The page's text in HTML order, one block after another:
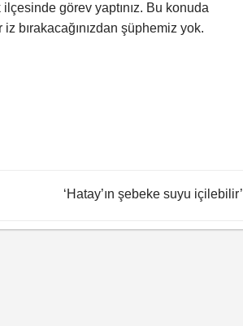
görev yaptınız. Bu konuda
bırakacağınızdan şüphemiz yok.
‘Hatay’ın şebeke suyu içilebilir’